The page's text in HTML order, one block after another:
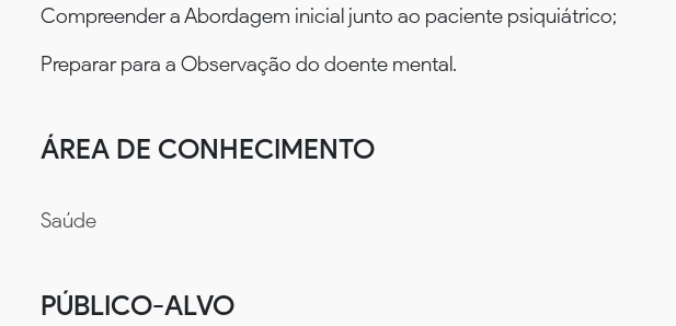
Compreender a Abordagem inicial junto ao paciente psiquiátrico;
Preparar para a Observação do doente mental.
ÁREA DE CONHECIMENTO
Saúde
PÚBLICO-ALVO